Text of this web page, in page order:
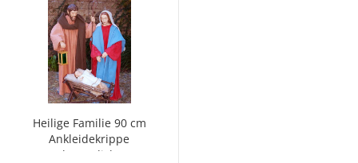
Heilige Familie 90 cm
Ankleidekrippe
beweglich